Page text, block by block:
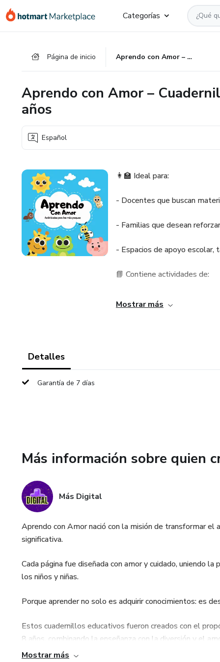
Categorías
Página de inicio Aprendo con Amor – Cuadernillo educativo para niños de 5 a 8 años
Aprendo con Amor –
años
Español
👩‍🏫 Ideal para:
- Docentes que buscan
- Familias que desean
- Espacios de apoyo escolar,
📘 Contiene actividades de:
-Lectoescritura y
-Motricidad fina y creatividad
Mostrar más
Detalles
Garantía de 7 días
Más información sobre quien
Más Digital
Aprendo con Amor nació con la misión de transformar el
significativa.
Cada página fue diseñada con amor y cuidado, uniendo
los niños y niñas.
Porque aprender no solo es adquirir conocimientos: es
Estos cuadernillos educativos fueron creados con el
8 años, combinando la enseñanza con la diversión y el
Mostrar más